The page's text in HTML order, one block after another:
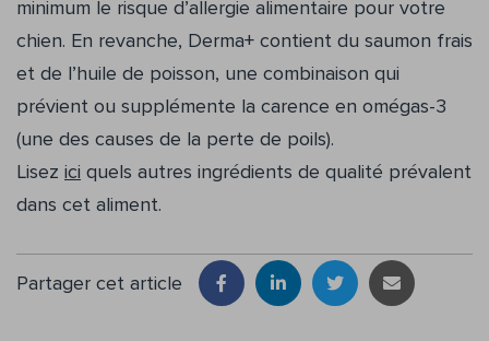
minimum le risque d’allergie alimentaire pour votre
chien. En revanche, Derma+ contient du saumon frais
et de l’huile de poisson, une combinaison qui
prévient ou supplémente la carence en omégas-3
(une des causes de la perte de poils).
Lisez ici quels autres ingrédients de qualité prévalent
dans cet aliment.
Partager cet article